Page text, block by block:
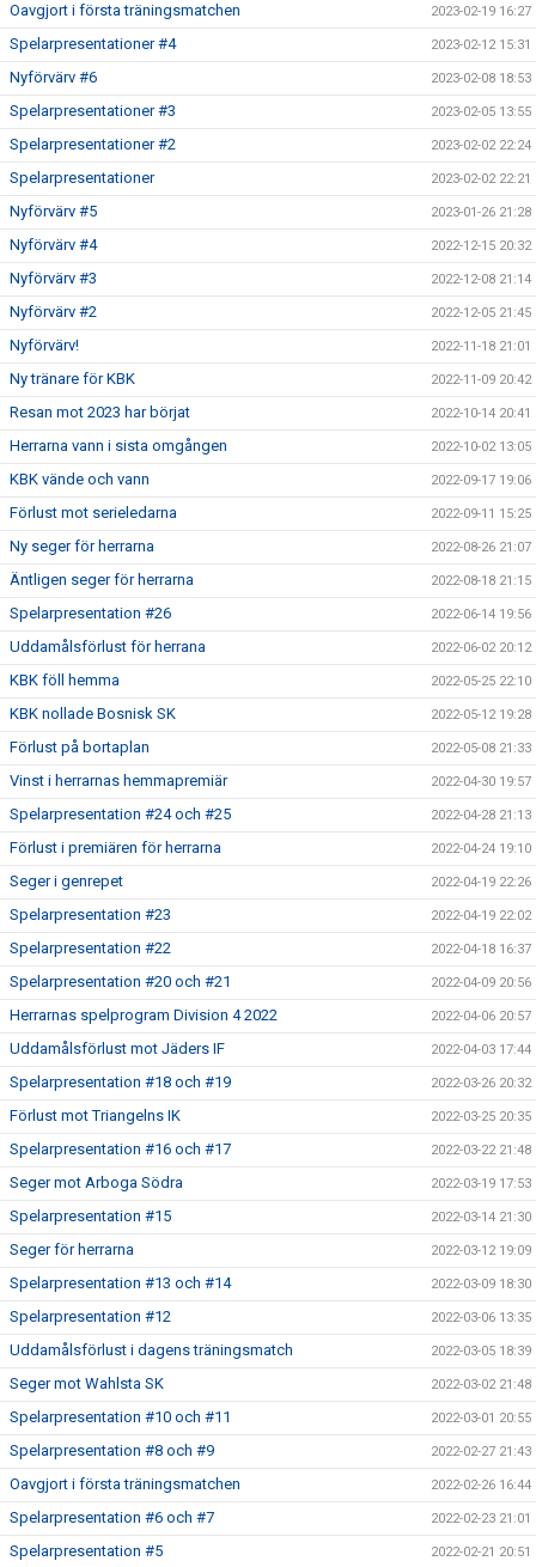
Oavgjort i första träningsmatchen 2023-02-19 16:27
Spelarpresentationer #4 2023-02-12 15:31
Nyförvärv #6 2023-02-08 18:53
Spelarpresentationer #3 2023-02-05 13:55
Spelarpresentationer #2 2023-02-02 22:24
Spelarpresentationer 2023-02-02 22:21
Nyförvärv #5 2023-01-26 21:28
Nyförvärv #4 2022-12-15 20:32
Nyförvärv #3 2022-12-08 21:14
Nyförvärv #2 2022-12-05 21:45
Nyförvärv! 2022-11-18 21:01
Ny tränare för KBK 2022-11-09 20:42
Resan mot 2023 har börjat 2022-10-14 20:41
Herrarna vann i sista omgången 2022-10-02 13:05
KBK vände och vann 2022-09-17 19:06
Förlust mot serieledarna 2022-09-11 15:25
Ny seger för herrarna 2022-08-26 21:07
Äntligen seger för herrarna 2022-08-18 21:15
Spelarpresentation #26 2022-06-14 19:56
Uddamålsförlust för herrana 2022-06-02 20:12
KBK föll hemma 2022-05-25 22:10
KBK nollade Bosnisk SK 2022-05-12 19:28
Förlust på bortaplan 2022-05-08 21:33
Vinst i herrarnas hemmapremiär 2022-04-30 19:57
Spelarpresentation #24 och #25 2022-04-28 21:13
Förlust i premiären för herrarna 2022-04-24 19:10
Seger i genrepet 2022-04-19 22:26
Spelarpresentation #23 2022-04-19 22:02
Spelarpresentation #22 2022-04-18 16:37
Spelarpresentation #20 och #21 2022-04-09 20:56
Herrarnas spelprogram Division 4 2022 2022-04-06 20:57
Uddamålsförlust mot Jäders IF 2022-04-03 17:44
Spelarpresentation #18 och #19 2022-03-26 20:32
Förlust mot Triangelns IK 2022-03-25 20:35
Spelarpresentation #16 och #17 2022-03-22 21:48
Seger mot Arboga Södra 2022-03-19 17:53
Spelarpresentation #15 2022-03-14 21:30
Seger för herrarna 2022-03-12 19:09
Spelarpresentation #13 och #14 2022-03-09 18:30
Spelarpresentation #12 2022-03-06 13:35
Uddamålsförlust i dagens träningsmatch 2022-03-05 18:39
Seger mot Wahlsta SK 2022-03-02 21:48
Spelarpresentation #10 och #11 2022-03-01 20:55
Spelarpresentation #8 och #9 2022-02-27 21:43
Oavgjort i första träningsmatchen 2022-02-26 16:44
Spelarpresentation #6 och #7 2022-02-23 21:01
Spelarpresentation #5 2022-02-21 20:51